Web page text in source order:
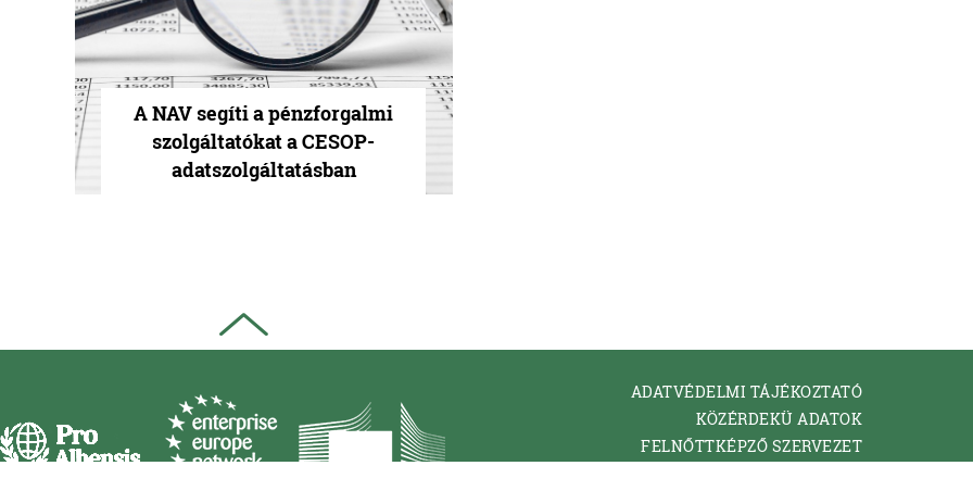
A NAV segíti a pénzforgalmi
szolgáltatókat a CESOP-
adatszolgáltatásban
ADATVÉDELMI TÁJÉKOZTATÓ
KÖZÉRDEKÜ ADATOK
FELNŐTTKÉPZŐ SZERVEZET